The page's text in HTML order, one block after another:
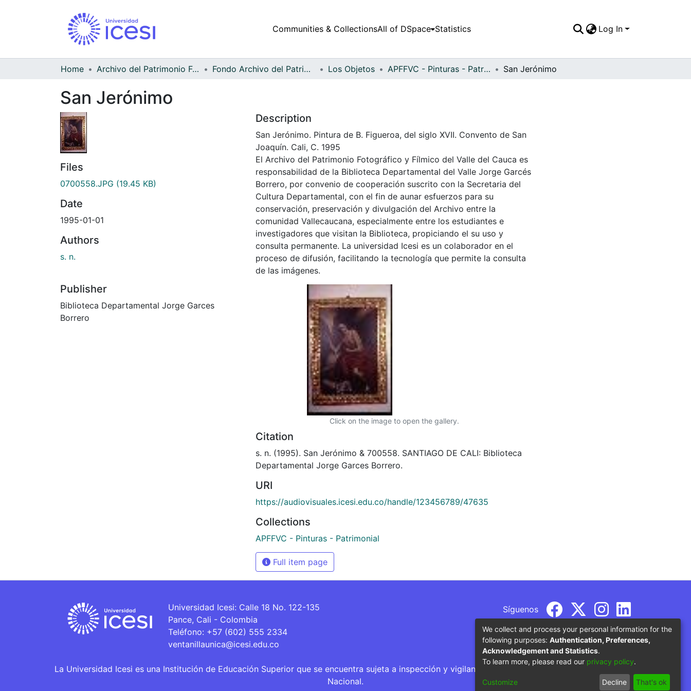
Communities & CollectionsAll of DSpace Statistics Log In
Home Archivo del Patrimonio Fotográfico y Fílmico del Valle del Cauca Fondo Archivo del Patrimonio Fotográfico y Fílmico del Valle del Cauca Los Objetos APFFVC - Pinturas - Patrimonial San Jerónimo
San Jerónimo
Files
0700558.JPG (19.45 KB)
Date
1995-01-01
Authors
s. n.
Publisher
Biblioteca Departamental Jorge Garces
Borrero
Description
San Jerónimo. Pintura de B. Figueroa, del siglo XVII. Convento de San
Joaquín. Cali, C. 1995
El Archivo del Patrimonio Fotográfico y Fílmico del Valle del Cauca es
responsabilidad de la Biblioteca Departamental del Valle Jorge Garcés
Borrero, por convenio de cooperación suscrito con la Secretaria del
Cultura Departamental, con el fin de aunar esfuerzos para su
conservación, preservación y divulgación del Archivo entre la
comunidad Vallecaucana, especialmente entre los estudiantes e
investigadores que visitan la Biblioteca, propiciando el su uso y
consulta permanente. La universidad Icesi es un colaborador en el
proceso de difusión, facilitando la tecnología que permite la consulta
de las imágenes.
Click on the image to open the gallery.
Citation
s. n. (1995). San Jerónimo & 700558. SANTIAGO DE CALI: Biblioteca
Departamental Jorge Garces Borrero.
URI
https://audiovisuales.icesi.edu.co/handle/123456789/47635
Collections
APFFVC - Pinturas - Patrimonial
Full item page
Universidad Icesi: Calle 18 No. 122-135
Pance, Cali - Colombia
Teléfono: +57 (602) 555 2334
ventanillaunica@icesi.edu.co
Síguenos
La Universidad Icesi es una Institución de Educación Superior que se encuentra sujeta a inspección y vigilancia por parte del Ministerio de Educación
Nacional.
We collect and process your personal information for the
following purposes: Authentication, Preferences,
Acknowledgement and Statistics.
To learn more, please read our privacy policy.
Customize Decline That's ok